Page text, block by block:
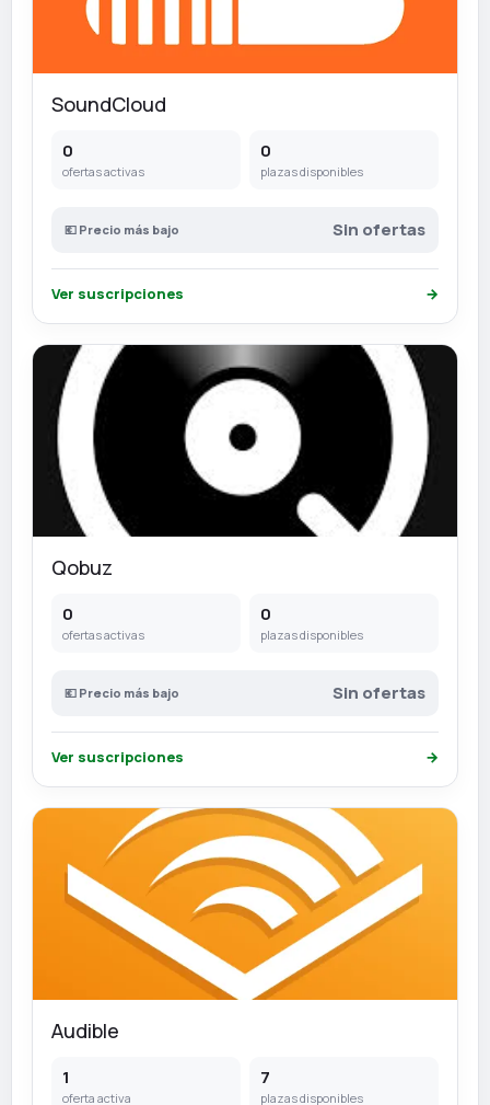
SoundCloud
0
ofertas activas
0
plazas disponibles
💶 Precio más bajo Sin ofertas
Ver suscripciones →
Qobuz
0
ofertas activas
0
plazas disponibles
💶 Precio más bajo Sin ofertas
Ver suscripciones →
Audible
1
oferta activa
7
plazas disponibles